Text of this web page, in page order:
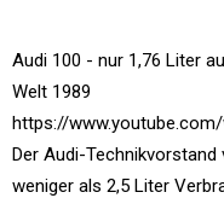
Audi 100 - nur 1,76 Liter
Welt 1989
https://www.youtube.com/
Der Audi-
weniger als 2,5 Liter